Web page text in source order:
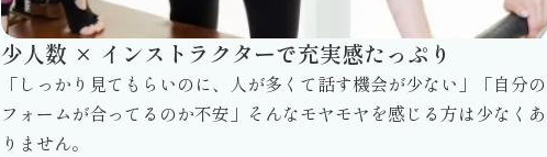
少人数 × インストラクターで充実感たっぷり
「しっかり見てもらいのに、人が多くて話す機会が少ない」「自分の
フォームが合ってるのか不安」そんなモヤモヤを感じる方は少なくあ
りません。